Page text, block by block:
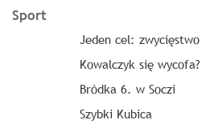
Sport
Jeden cel: zwycięstwo
Kowalczyk się wycofa?
Bródka 6. w Soczi
Szybki Kubica